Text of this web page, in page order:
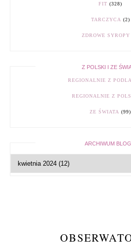
FIT (328)
TARCZYCA (2)
ZDROWE SYROPY
Z POLSKI I ZE
REGIONALNIE Z
REGIONALNIE Z
ZE ŚWIATA (99)
ARCHIWUM